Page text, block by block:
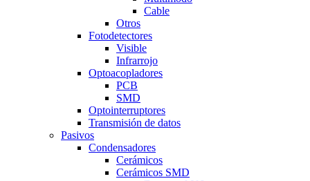
Cable
Otros
Fotodetectores
Visible
Infrarrojo
Optoacopladores
PCB
SMD
Optointerruptores
Transmisión de datos
Pasivos
Condensadores
Cerámicos
Cerámicos SMD